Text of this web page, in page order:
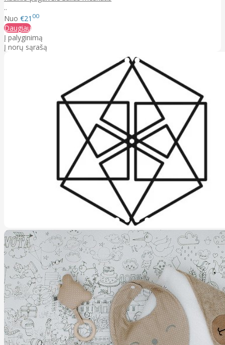
..
Nuo €21 00
Daugiau
Į palyginimą
Į norų sąrašą